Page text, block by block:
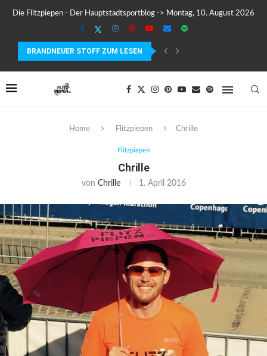
Die Flitzpiepen - Der Hauptstadtsportblog -> Montag, 10. August 2026
BRANDNEUER STOFF ZUM LESEN
MEIN ERSTER MARATHON: 42,195 KILOMETER PURE VERRÜCKTHEIT,
Home Flitzpiepen Chrille
Flitzpiepen
Chrille
von Chrille 1. April 2016